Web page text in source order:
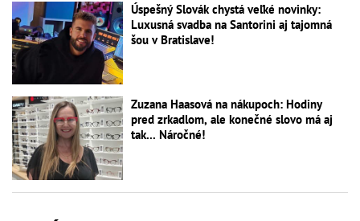
Úspešný Slovák chystá veľké novinky:
Luxusná svadba na Santorini aj tajomná
šou v Bratislave!
Zuzana Haasová na nákupoch: Hodiny
pred zrkadlom, ale konečné slovo má aj
tak... Náročné!